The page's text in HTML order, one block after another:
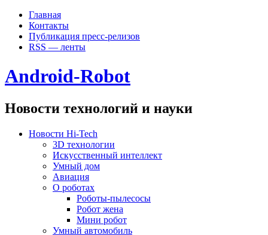
Главная
Контакты
Публикация пресс-релизов
RSS — ленты
Android-Robot
Новости технологий и науки
Новости Hi-Tech
3D технологии
Искусственный интеллект
Умный дом
Авиация
О роботах
Роботы-пылесосы
Робот жена
Мини робот
Умный автомобиль